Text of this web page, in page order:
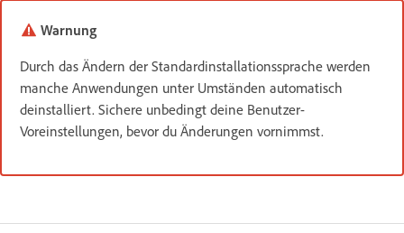
Warnung
Durch das Ändern der Standardinstallationssprache werden
manche Anwendungen unter Umständen automatisch
deinstalliert. Sichere unbedingt deine Benutzer-
Voreinstellungen, bevor du Änderungen vornimmst.